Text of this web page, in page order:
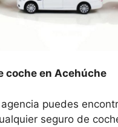
coche en Acehúche
puedes
seguro de